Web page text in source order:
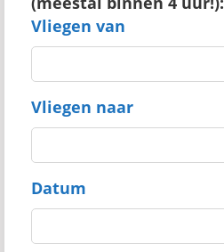
Vliegen van
Vliegen naar
Datum